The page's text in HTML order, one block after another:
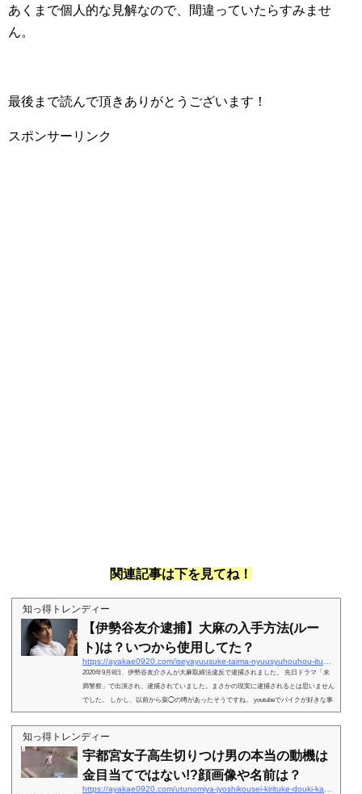
あくまで個人的な見解なので、間違っていたらすみませ
ん。
最後まで読んで頂きありがとうございます！
スポンサーリンク
関連記事は下を見てね！
知っ得トレンディー
【伊勢谷友介逮捕】大麻の入手方法(ルー
ト)は？いつから使用してた？
2020年9月8日、伊勢谷友介さんが大麻取締法違反で逮捕されました。 先日ドラマ「未
満警察」で出演され、逮捕されていました。まさかの現実に逮捕されるとは思いません
でした。 しかし、以前から薬◯の噂があったそうですね。 youtubeでバイクが好きな事
を拝見していました。大変ショックです！ そこで気になるのが、【伊勢谷友介逮捕】
大麻の入手方法は？いつから使用してた？という事です。 調べてみましたので、ぜひ
ご覧下さい！スポンサーリンク (adsbygoogle = window.adsbygoogle || ).push({});...
知っ得トレンディー
宇都宮女子高生切りつけ男の本当の動機は
金目当てではない!?顔画像や名前は？